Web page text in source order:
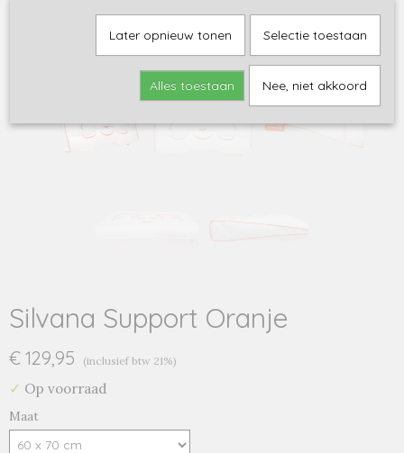
Silvana Support Oranje
€ 129,95 (inclusief btw 21%)
✓ Op voorraad
Maat
Later opnieuw tonen Selectie toestaan
Alles toestaan Nee, niet akkoord